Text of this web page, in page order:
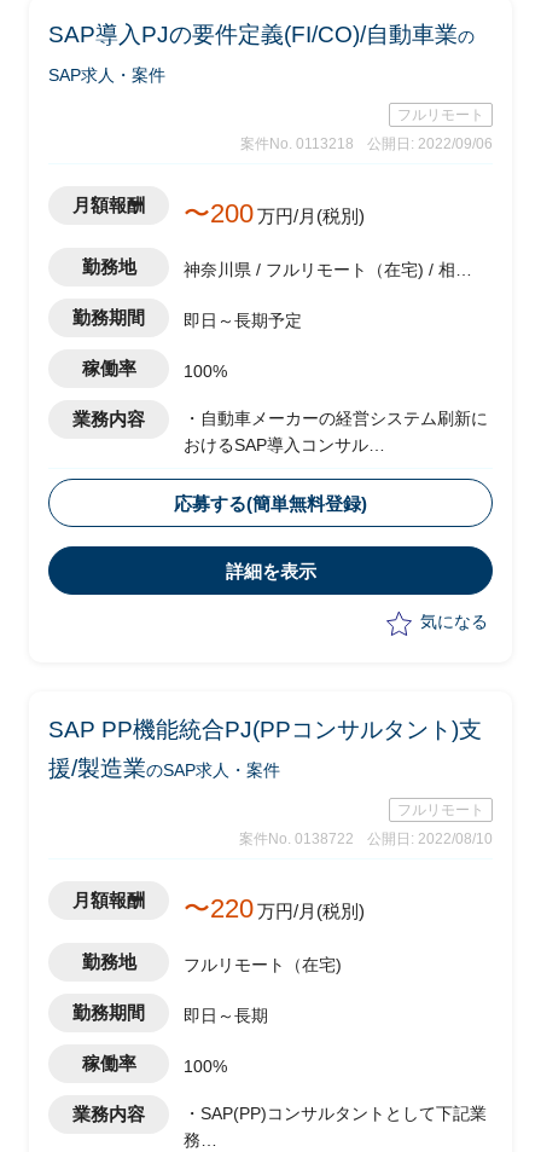
・関連部門およびベンダーとの調整
SAP導入PJの要件定義(FI/CO)/自動車業の
SAP求人・案件
フルリモート
案件No. 0113218
公開日: 2022/09/06
月額報酬 〜200万円/月(税別)
勤務地
神奈川県 / フルリモート（在宅) / 相模
勤務期間 即日～長期予定
稼働率 100%
業務内容
・自動車メーカーの経営システム刷新に
おけるSAP導入コンサル
合し、業務プロセスおよびガバナンスの
標準化
・phase：要件定義(～2023年4月予
定)、設計以降はITベンダー発注予定
応募する(簡単無料登録)
詳細を表示
気になる
SAP PP機能統合PJ(PPコンサルタント)支
援/製造業のSAP求人・案件
フルリモート
案件No. 0138722
公開日: 2022/08/10
月額報酬 〜220万円/月(税別)
勤務地 フルリモート（在宅)
勤務期間 即日～長期
稼働率 100%
業務内容
・SAP(PP)コンサルタントとして下記業
務